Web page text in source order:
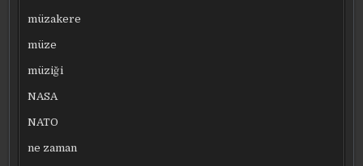
müzakere
müze
müziği
NASA
NATO
ne zaman